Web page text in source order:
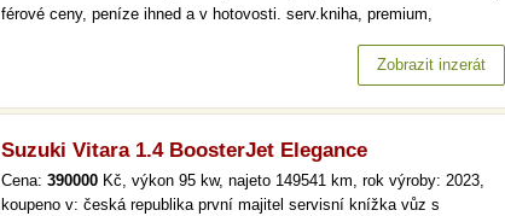
férové ceny, peníze ihned a v hotovosti. serv.kniha, premium,
garance na mechanický stav vozu, kontrola najetých km.…Zobrazit inzerát
Suzuki Vitara 1.4 BoosterJet Elegance
Cena: 390000 Kč, výkon 95 kw, najeto 149541 km, rok výroby: 2023,
koupeno v: česká republika první majitel servisní knížka vůz s